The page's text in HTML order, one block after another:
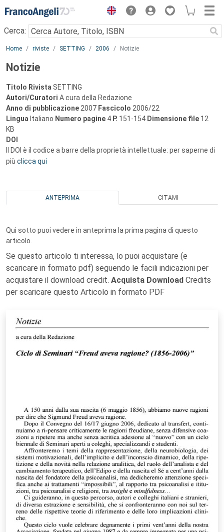
Menu
Cerca:
Main content
Home riviste SETTING 2006 Notizie
Notizie
Titolo Rivista SETTING
Autori/Curatori A cura della Redazione
Anno di pubblicazione 2007 Fascicolo 2006/22
Lingua Italiano Numero pagine 4 P. 151-154 Dimensione file 12
KB
DOI
Il DOI è il codice a barre della proprietà intellettuale: per saperne di
più clicca qui
ANTEPRIMA CITAMI
Qui sotto puoi vedere in anteprima la prima pagina di questo
articolo.
Se questo articolo ti interessa, lo puoi acquistare (e
scaricare in formato pdf) seguendo le facili indicazioni per
acquistare il download credit. Acquista Download Credits
per scaricare questo Articolo in formato PDF